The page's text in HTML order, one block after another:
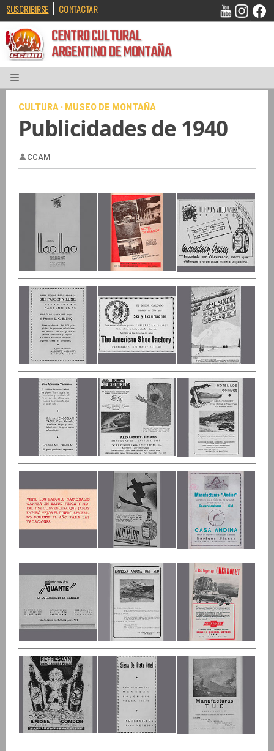
SUSCRIBIRSE | CONTACTAR
CENTRO CULTURAL
ARGENTINO DE MONTAÑA
CULTURA · MUSEO DE MONTAÑA
Publicidades de 1940
CCAM